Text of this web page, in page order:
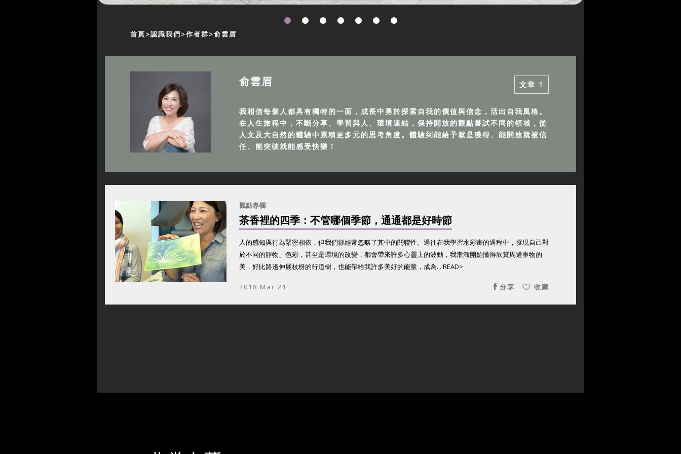
首頁 認識我們 作者群 俞雲眉
俞雲眉 文章 1
我相信每個人都具有獨特的一面，成長中勇於探索自我的價值與信念，活出自我風格。
在人生旅程中，不斷分享、學習與人、環境連結，保持開放的觀點嘗試不同的領域，從
人文及大自然的體驗中累積更多元的思考角度。體驗到能給予就是獲得、能開放就被信
任、能突破就能感受快樂！
觀點專欄
茶香裡的四季：不管哪個季節，通通都是好時節
人的感知與行為緊密相依，但我們卻經常忽略了其中的關聯性。過往在我學習水彩畫的過程中，發現自己對
於不同的靜物、色彩，甚至是環境的改變，都會帶來許多心靈上的波動，我漸漸開始懂得欣賞周遭事物的
美，好比路邊伸展枝枒的行道樹，也能帶給我許多美好的能量，成為... READ>
2018 Mar 21 收藏
分享